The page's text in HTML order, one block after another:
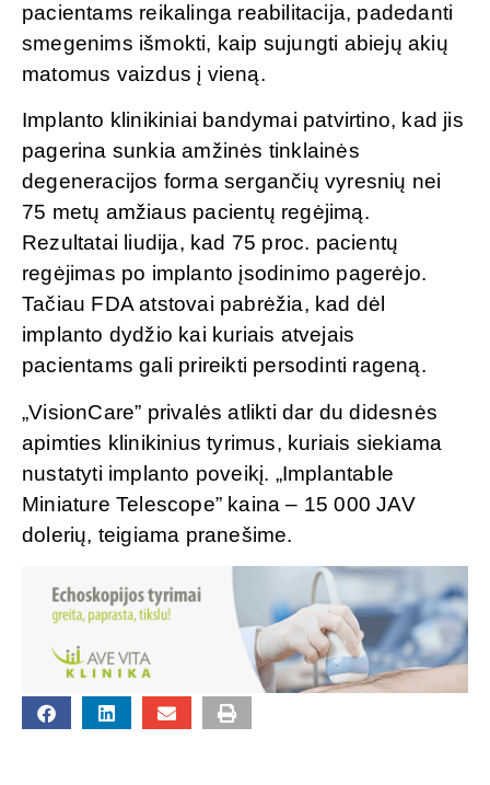
pacientams reikalinga reabilitacija, padedanti
smegenims išmokti, kaip sujungti abiejų akių
matomus vaizdus į vieną.
Implanto klinikiniai bandymai patvirtino, kad jis
pagerina sunkia amžinės tinklainės
degeneracijos forma sergančių vyresnių nei
75 metų amžiaus pacientų regėjimą.
Rezultatai liudija, kad 75 proc. pacientų
regėjimas po implanto įsodinimo pagerėjo.
Tačiau FDA atstovai pabrėžia, kad dėl
implanto dydžio kai kuriais atvejais
pacientams gali prireikti persodinti rageną.
„VisionCare” privalės atlikti dar du didesnės
apimties klinikinius tyrimus, kuriais siekiama
nustatyti implanto poveikį. „Implantable
Miniature Telescope” kaina – 15 000 JAV
dolerių, teigiama pranešime.